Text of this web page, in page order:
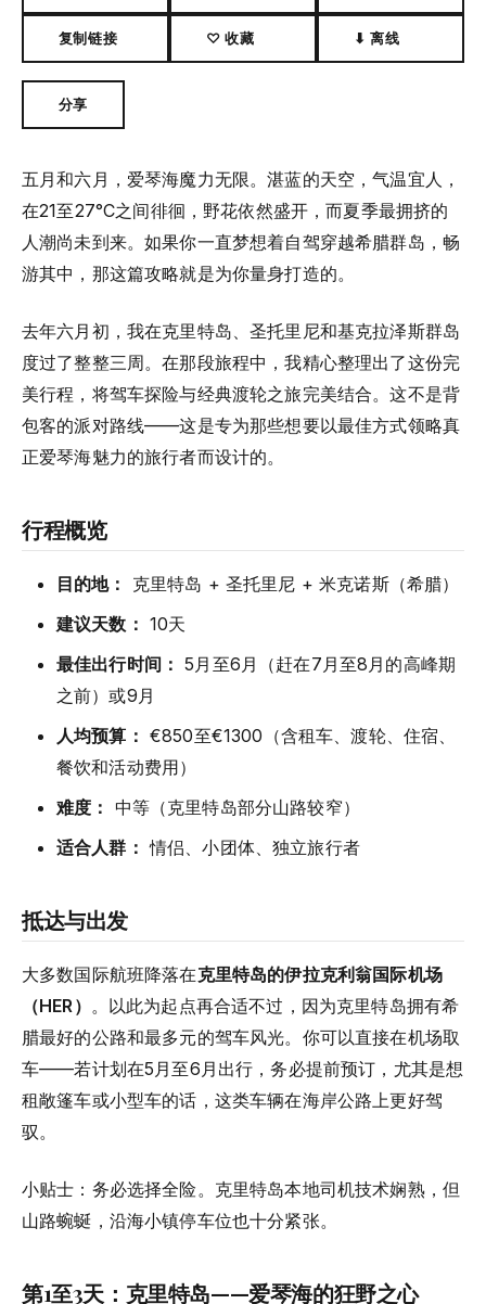
复制链接 ♡ 收藏 ⬇ 离线
分享
五月和六月，爱琴海魔力无限。湛蓝的天空，气温宜人，
在21至27°C之间徘徊，野花依然盛开，而夏季最拥挤的
人潮尚未到来。如果你一直梦想着自驾穿越希腊群岛，畅
游其中，那这篇攻略就是为你量身打造的。
去年六月初，我在克里特岛、圣托里尼和基克拉泽斯群岛
度过了整整三周。在那段旅程中，我精心整理出了这份完
美行程，将驾车探险与经典渡轮之旅完美结合。这不是背
包客的派对路线——这是专为那些想要以最佳方式领略真
正爱琴海魅力的旅行者而设计的。
行程概览
目的地：
克里特岛 + 圣托里尼 + 米克诺斯（希腊）
建议天数： 10天
最佳出行时间： 5月至6月（赶在7月至8月的高峰期
之前）或9月
人均预算： €850至€1300（含租车、渡轮、住宿、
餐饮和活动费用）
难度： 中等（克里特岛部分山路较窄）
适合人群： 情侣、小团体、独立旅行者
抵达与出发
大多数国际航班降落在克里特岛的伊拉克利翁国际机场
（HER） 。以此为起点再合适不过，因为克里特岛拥有希
腊最好的公路和最多元的驾车风光。你可以直接在机场取
车——若计划在5月至6月出行，务必提前预订，尤其是想
租敞篷车或小型车的话，这类车辆在海岸公路上更好驾
驭。
小贴士：务必选择全险。克里特岛本地司机技术娴熟，但
山路蜿蜒，沿海小镇停车位也十分紧张。
第1至3天：克里特岛——爱琴海的狂野之心